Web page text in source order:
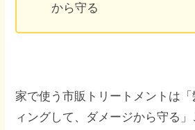
から守る
家で使う市販トリートメントは
ィングして、ダメージから守る